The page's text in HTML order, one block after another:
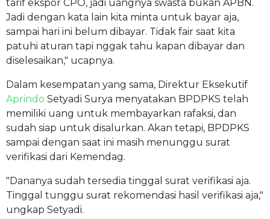
tarif ekspor CPO, jadi uangnya swasta bukan APBN.
Jadi dengan kata lain kita minta untuk bayar aja,
sampai hari ini belum dibayar. Tidak fair saat kita
patuhi aturan tapi nggak tahu kapan dibayar dan
diselesaikan," ucapnya.
Dalam kesempatan yang sama, Direktur Eksekutif
Aprindo Setyadi Surya menyatakan BPDPKS telah
memiliki uang untuk membayarkan rafaksi, dan
sudah siap untuk disalurkan. Akan tetapi, BPDPKS
sampai dengan saat ini masih menunggu surat
verifikasi dari Kemendag.
"Dananya sudah tersedia tinggal surat verifikasi aja.
Tinggal tunggu surat rekomendasi hasil verifikasi aja,"
ungkap Setyadi.